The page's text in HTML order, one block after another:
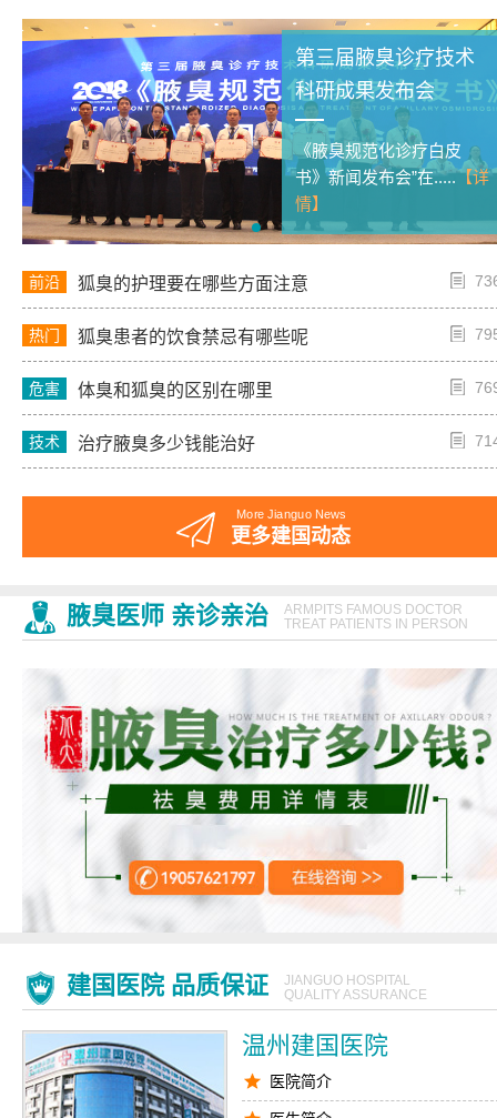
第三届腋臭诊疗技术
科研成果发布会
《腋臭规范化诊疗白皮
书》新闻发布会”在.....【详
情】
前沿 狐臭的护理要在哪些方面注意
热门 狐臭患者的饮食禁忌有哪些呢
危害 体臭和狐臭的区别在哪里
技术 治疗腋臭多少钱能治好
More Jianguo News
更多建国动态
腋臭医师 亲诊亲治
ARMPITS FAMOUS DOCTOR
TREAT PATIENTS IN PERSON
建国医院 品质保证
JIANGUO HOSPITAL
QUALITY ASSURANCE
温州建国医院
医院简介